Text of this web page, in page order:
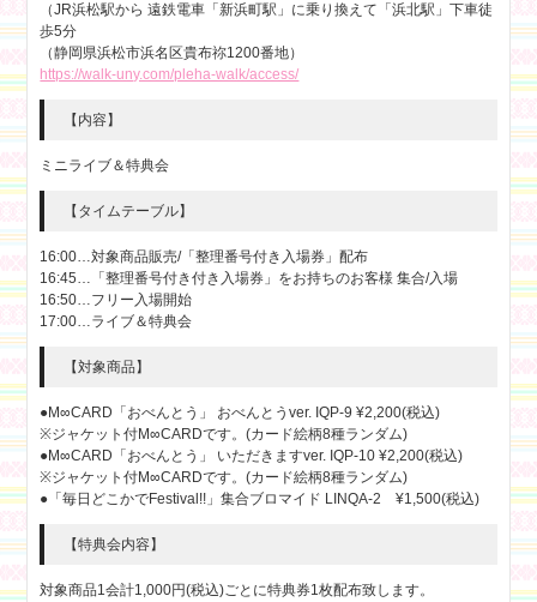
（JR浜松駅から 遠鉄電車「新浜町駅」に乗り換えて「浜北駅」下車徒
歩5分
（静岡県浜松市浜名区貴布祢1200番地）
https://walk-uny.com/pleha-walk/access/
【内容】
ミニライブ＆特典会
【タイムテーブル】
16:00…対象商品販売/「整理番号付き入場券」配布
16:45…「整理番号付き付き入場券」をお持ちのお客様 集合/入場
16:50…フリー入場開始
17:00…ライブ＆特典会
【対象商品】
●M∞CARD「おべんとう」 おべんとうver. IQP-9 ¥2,200(税込)
※ジャケット付M∞CARDです。(カード絵柄8種ランダム)
●M∞CARD「おべんとう」 いただきますver. IQP-10 ¥2,200(税込)
※ジャケット付M∞CARDです。(カード絵柄8種ランダム)
●「毎日どこかでFestival!!」集合ブロマイド LINQA-2 ¥1,500(税込)
【特典会内容】
対象商品1会計1,000円(税込)ごとに特典券1枚配布致します。